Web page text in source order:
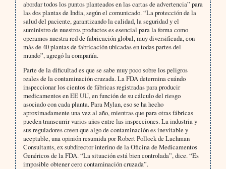
abordar todos los puntos planteados en las cartas de advertencia” para
las dos plantas de India, según el comunicado. “La protección de la
salud del paciente, garantizando la calidad, la seguridad y el
suministro de nuestros productos es esencial para la forma como
operamos nuestra red de fabricación global, muy diversificada, con
más de 40 plantas de fabricación ubicadas en todas partes del
mundo”, agregó la compañía.
Parte de la dificultad es que se sabe muy poco sobre los peligros
reales de la contaminación cruzada. La FDA determina cuándo
inspeccionar los cientos de fábricas registradas para producir
medicamentos en EE UU, en función de su cálculo del riesgo
asociado con cada planta. Para Mylan, eso se ha hecho
aproximadamente una vez al año, mientras que para otras fábricas
pueden transcurrir varios años entre las inspecciones. La industria y
sus reguladores creen que algo de contaminación es inevitable y
aceptable, una opinión resumida por Robert Pollock de Lachman
Consultants, ex subdirector interino de la Oficina de Medicamentos
Genéricos de la FDA. “La situación está bien controlada”, dice. “Es
imposible obtener cero contaminación cruzada”.